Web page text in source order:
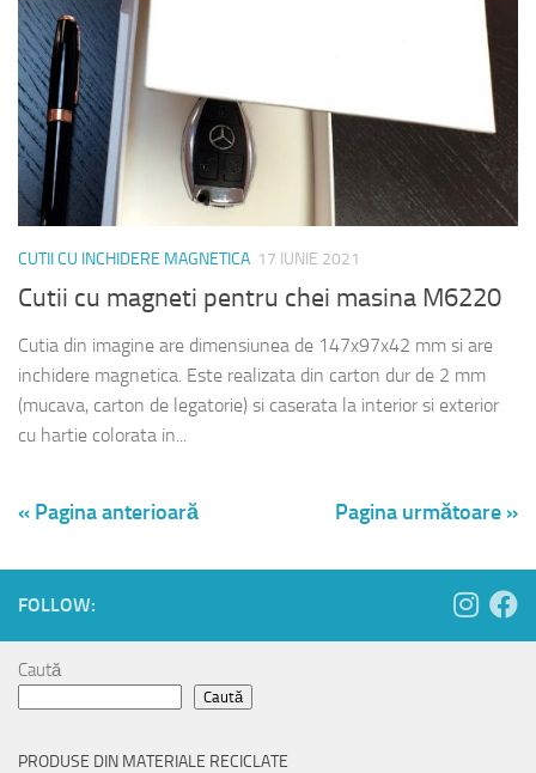
CUTII CU INCHIDERE MAGNETICA 17 IUNIE 2021
Cutii cu magneti pentru chei masina M6220
Cutia din imagine are dimensiunea de 147x97x42 mm si are
inchidere magnetica. Este realizata din carton dur de 2 mm
(mucava, carton de legatorie) si caserata la interior si exterior
cu hartie colorata in...
« Pagina anterioară Pagina următoare »
FOLLOW:
Caută
Caută
PRODUSE DIN MATERIALE RECICLATE